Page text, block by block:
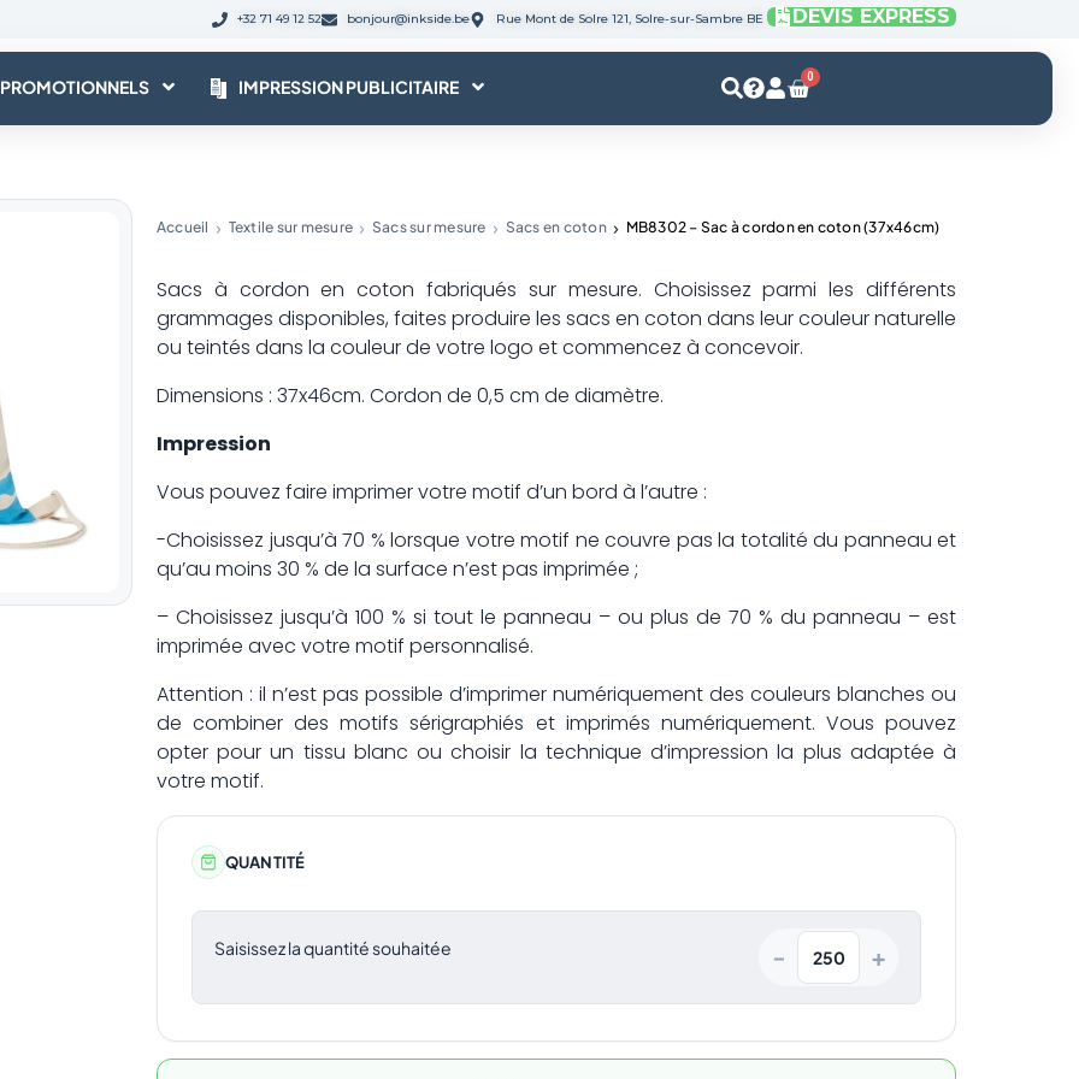
+32 71 49 12 52 bonjour@inkside.be Rue Mont de Solre 121, Solre-sur-Sambre BE DEVIS EXPRESS
IMPRESSION PUBLICITAIRE 0
Panier
Accueil Textile sur mesure Sacs sur mesure Sacs en coton MB8302 – Sac à cordon en coton (37x46cm)
Sacs à cordon en coton fabriqués sur mesure. Choisissez parmi les différents
grammages disponibles, faites produire les sacs en coton dans leur couleur naturelle
ou teintés dans la couleur de votre logo et commencez à concevoir.
Dimensions : 37x46cm. Cordon de 0,5 cm de diamètre.
Impression
Vous pouvez faire imprimer votre motif d’un bord à l’autre :
-Choisissez jusqu’à 70 % lorsque votre motif ne couvre pas la totalité du panneau et
qu’au moins 30 % de la surface n’est pas imprimée ;
– Choisissez jusqu’à 100 % si tout le panneau – ou plus de 70 % du panneau – est
imprimée avec votre motif personnalisé.
Attention : il n’est pas possible d’imprimer numériquement des couleurs blanches ou
de combiner des motifs sérigraphiés et imprimés numériquement. Vous pouvez
opter pour un tissu blanc ou choisir la technique d’impression la plus adaptée à
votre motif.
QUANTITÉ
Saisissez la quantité souhaitée − +